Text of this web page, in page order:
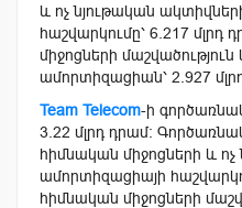
և ոչ նյութական
հաշվարկումը՝ 6.217 մլրդ
միջոցների
ամորտիզացիան՝ 2.927
Team Telecom-ի
3.22 մլրդ դրամ։
հիմնական միջոցների և
ամորտիզացիայի
հիմնական միջոցների